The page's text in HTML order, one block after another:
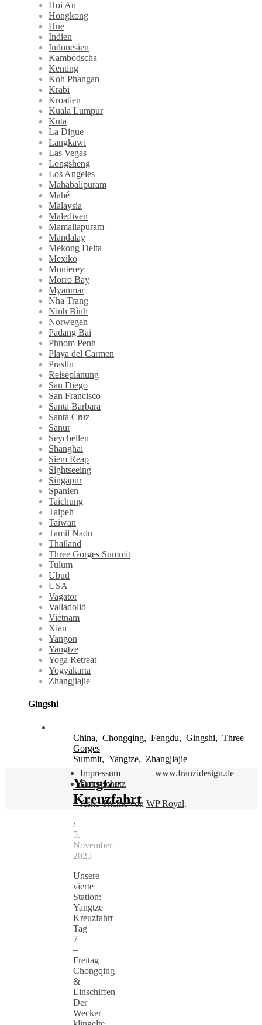
Hoi An
Hongkong
Hue
Indien
Indonesien
Kambodscha
Kenting
Koh Phangan
Krabi
Kroatien
Kuala Lumpur
Kuta
La Digue
Langkawi
Las Vegas
Longsheng
Los Angeles
Mahabalipuram
Mahé
Malaysia
Malediven
Mamallapuram
Mandalay
Mekong Delta
Mexiko
Monterey
Morro Bay
Myanmar
Nha Trang
Ninh Bình
Norwegen
Padang Bai
Phnom Penh
Playa del Carmen
Praslin
Reiseplanung
San Diego
San Francisco
Santa Barbara
Santa Cruz
Sanur
Seychellen
Shanghai
Siem Reap
Sightseeing
Singapur
Spanien
Taichung
Taipeh
Taiwan
Tamil Nadu
Thailand
Three Gorges Summit
Tulum
Ubud
USA
Vagator
Valladolid
Vietnam
Xian
Yangon
Yangtze
Yoga Retreat
Yogyakarta
Zhangjiajie
Gingshi
China, Chongqing, Fengdu, Gingshi, Three
Gorges
Summit, Yangtze, Zhangjiajie
Yangtze
Kreuzfahrt
/
5.
November
2025
Unsere
vierte
Station:
Yangtze
Kreuzfahrt
Tag
7
–
Freitag
Chongqing
&
Einschiffen
Der
Wecker
www.franzidesign.de
Impressum
Datenschutz
Ashe Theme von WP Royal.